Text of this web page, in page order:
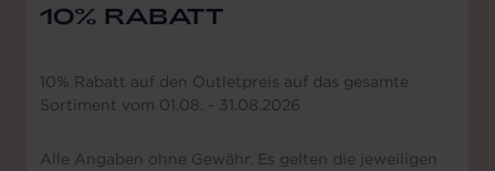
10% RABATT
10% Rabatt auf den Outletpreis auf das gesamte
Sortiment vom 01.08. - 31.08.2026
Alle Angaben ohne Gewähr. Es gelten die jeweiligen